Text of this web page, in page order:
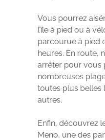
Vous pourrez
l’île à pied ou à
parcourue à pied
heures. En route,
arrêter pour vous
nombreuses
toutes plus belles
autres.
Enfin, découvrez
Meno, une des